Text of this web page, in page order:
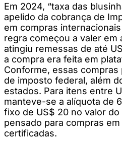
Em 2024, “taxa das
apelido da cobrança de
em compras
regra começou a valer em
atingiu remessas de até
a compra era feita em
Conforme, essas compras
de imposto federal, além
estados. Para itens entre
manteve-se a alíquota de
fixo de US$ 20 no valor
pensado para compras
certificadas.